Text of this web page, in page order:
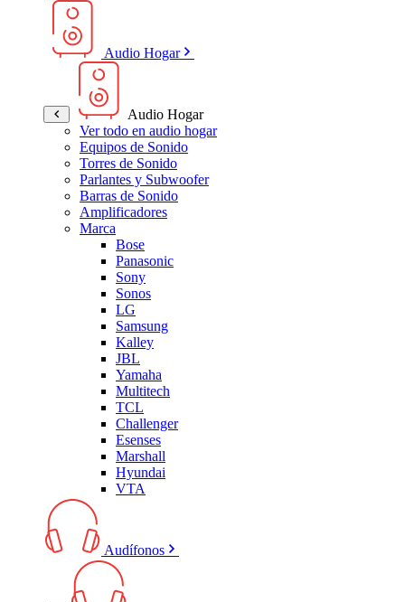
Audio Hogar
Audio Hogar
Ver todo en audio hogar
Equipos de Sonido
Torres de Sonido
Parlantes y Subwoofer
Barras de Sonido
Amplificadores
Marca
Bose
Panasonic
Sony
Sonos
LG
Samsung
Kalley
JBL
Yamaha
Multitech
TCL
Challenger
Esenses
Marshall
Hyundai
VTA
Audífonos